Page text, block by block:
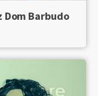
Barbudo